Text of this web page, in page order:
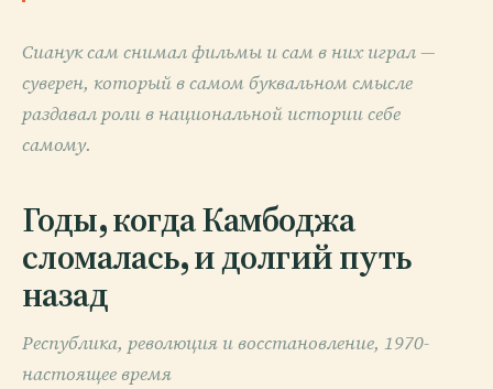
Сианук сам снимал фильмы и сам в них играл —
суверен, который в самом буквальном смысле
раздавал роли в национальной истории себе
самому.
Годы, когда Камбоджа
сломалась, и долгий путь
назад
Республика, революция и восстановление, 1970-
настоящее время